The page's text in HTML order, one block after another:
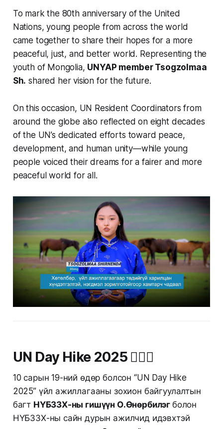
To mark the 80th anniversary of the United
Nations, young people from across the world
came together to share their hopes for a more
peaceful, just, and better world. Representing the
youth of Mongolia, UNYAP member Tsogzolmaa
Sh. shared her vision for the future.
On this occasion, UN Resident Coordinators from
around the globe also reflected on eight decades
of the UN’s dedicated efforts toward peace,
development, and human unity—while young
people voiced their dreams for a fairer and more
peaceful world for all.
UN Day Hike 2025 🚶‍♂️⛰️
10 сарын 19-ний өдөр болсон “UN Day Hike
2025” үйл ажиллагааны зохион байгуулалтын
багт НҮБЗЗХ-ны гишүүн О.Өнөрбилэг болон
НҮБЗЗХ-ны сайн дурын ажилчид идэвхтэй